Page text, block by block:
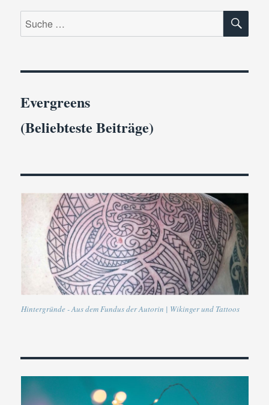
…
Suche
nach:
Evergreens
(Beliebteste Beiträge)
Hintergründe - Aus dem Fundus der Autorin | Wikinger und Tattoos